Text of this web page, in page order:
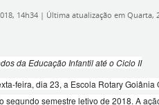
14h34 | Última atualização em Quarta,
da Educação Infantil até o Ciclo II
feira, dia 23, a Escola Rotary
segundo semestre letivo de 2018. A